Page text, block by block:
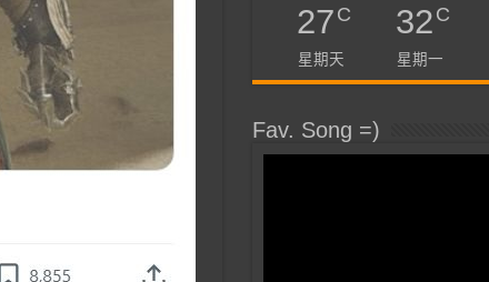
27C
星期天
32C
星期一
Fav. Song =)